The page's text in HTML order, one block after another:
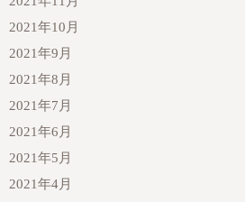
2021年10月
2021年9月
2021年8月
2021年7月
2021年6月
2021年5月
2021年4月